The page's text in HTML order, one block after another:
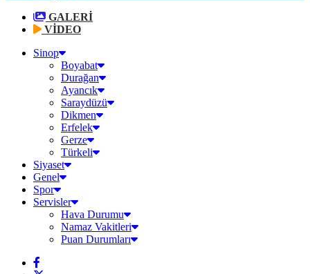
GALERİ
VİDEO
Sinop
Boyabat
Durağan
Ayancık
Saraydüzü
Dikmen
Erfelek
Gerze
Türkeli
Siyaset
Genel
Spor
Servisler
Hava Durumu
Namaz Vakitleri
Puan Durumları